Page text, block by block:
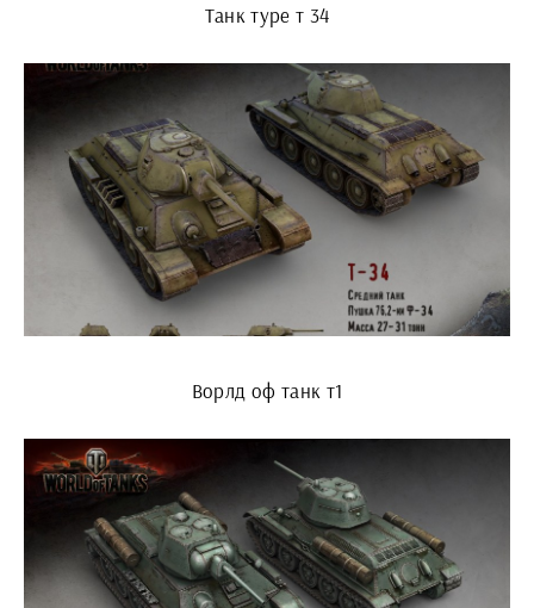
Танк туре т 34
Ворлд оф танк т1